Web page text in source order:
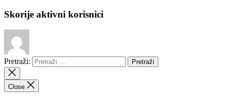
Skorije aktivni korisnici
Pretraži:
Close